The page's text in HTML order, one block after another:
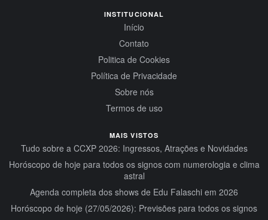
INSTITUCIONAL
Início
Contato
Politica de Cookies
Política de Privacidade
Sobre nós
Termos de uso
MAIS VISTOS
Tudo sobre a CCXP 2026: Ingressos, Atrações e Novidades
Horóscopo de hoje para todos os signos com numerologia e clima
astral
Agenda completa dos shows de Edu Falaschi em 2026
Horóscopo de hoje (27/05/2026): Previsões para todos os signos